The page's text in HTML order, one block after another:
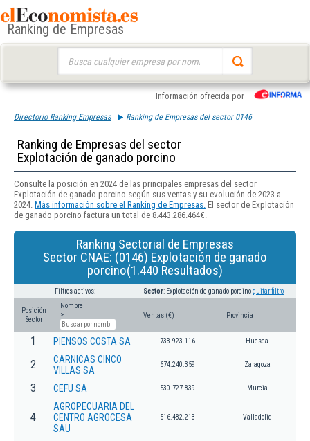
Ranking de Empresas
Información ofrecida por
Directorio Ranking Empresas Ranking de Empresas del sector 0146
Ranking de Empresas del sector
Explotación de ganado porcino
Consulte la posición en 2024 de las principales empresas del sector
Explotación de ganado porcino según sus ventas y su evolución de 2023 a
2024. Más información sobre el Ranking de Empresas. El sector de Explotación
de ganado porcino factura un total de 8.443.286.464€.
Ranking Sectorial de Empresas
Sector CNAE: (0146) Explotación de ganado
porcino(1.440 Resultados)
Filtros activos: Sector: Explotación de ganado porcinoquitar filtro
Posición
Sector
Nombre
>
Ventas (€) Provincia
1 PIENSOS COSTA SA 733.923.116 Huesca
2
CARNICAS CINCO
VILLAS SA
674.240.359 Zaragoza
3 CEFU SA 530.727.839 Murcia
4
AGROPECUARIA DEL
CENTRO AGROCESA
SAU
516.482.213 Valladolid